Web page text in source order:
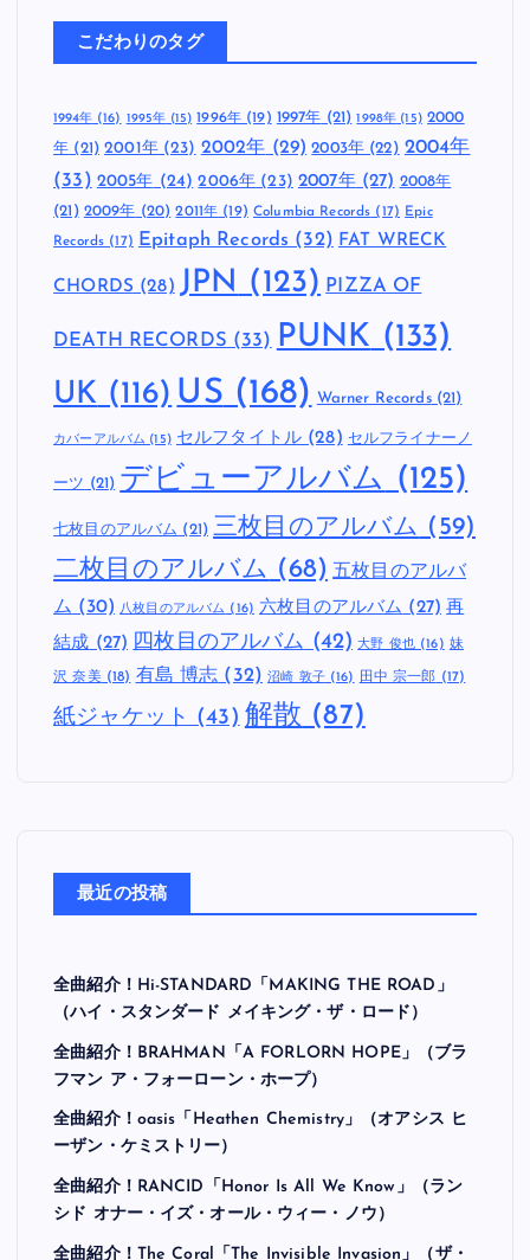
こだわりのタグ
1994年(16) 1995年 (15) 1996年(19) 1997年 (21) 1998年 (15) 2000
年 (21) 2001年(23) 2002年 (29) 2003年 (22) 2004年
(33) 2005年 (24) 2006年 (23) 2007年(27) 2008年
(21) 2009年 (20) 2011年 (19) Columbia Records (17) Epic
Records (17) Epitaph Records (32) FAT WRECK
CHORDS (28) JPN (123) PIZZA OF
DEATH RECORDS (33) PUNK (133)
UK (116) US (168) Warner Records(21)
カバーアルバム (15) セルフタイトル(28) セルフライナーノ
ーツ (21) デビューアルバム (125)
七枚目のアルバム (21) 三枚目のアルバム (59)
二枚目のアルバム (68) 五枚目のアルバ
ム (30) 八枚目のアルバム (16) 六枚目のアルバム (27) 再
結成 (27) 四枚目のアルバム (42) 大野 俊也(16) 妹
沢 奈美(18) 有島 博志 (32) 沼崎 敦子(16) 田中 宗一郎 (17)
紙ジャケット (43) 解散 (87)
最近の投稿
全曲紹介！Hi-STANDARD「MAKING THE ROAD」
（ハイ・スタンダード メイキング・ザ・ロード）
全曲紹介！BRAHMAN「A FORLORN HOPE」（ブラ
フマン ア・フォーローン・ホープ）
全曲紹介！oasis「Heathen Chemistry」（オアシス ヒ
ーザン・ケミストリー）
全曲紹介！RANCID「Honor Is All We Know」（ラン
シド オナー・イズ・オール・ウィー・ノウ）
全曲紹介！The Coral「The Invisible Invasion」（ザ・